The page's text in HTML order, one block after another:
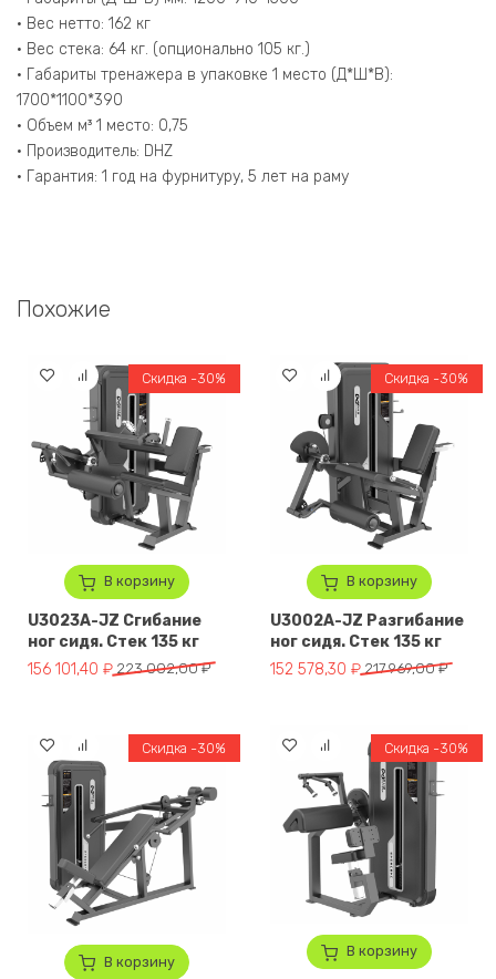
• Вес нетто: 162 кг
• Вес стека: 64 кг. (опционально 105 кг.)
• Габариты тренажера в упаковке 1 место (Д*Ш*В):
1700*1100*390
• Объем м³ 1 место: 0,75
• Производитель: DHZ
• Гарантия: 1 год на фурнитуру, 5 лет на раму
Похожие
В корзину
Скидка -30%
U3023A-JZ Сгибание
ног сидя. Стек 135 кг
223 002,00₽
Первоначальная цена составляла 223 002,00 ₽.
156 101,40 ₽
Текущая цена: 156 101,40 ₽.
В корзину
Скидка -30%
U3002A-JZ Разгибание
ног сидя. Стек 135 кг
217 969,00₽
Первоначальная цена
152 578,30 ₽
Текущая цена: 152 578,30 ₽.
В корзину
Скидка -30%
В корзину
Скидка -30%